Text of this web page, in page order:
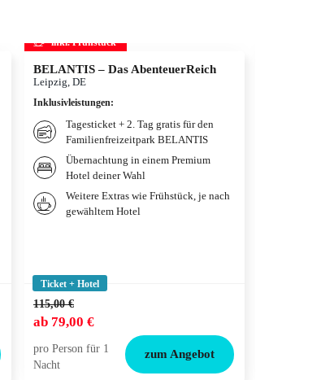
inkl. Frühstück
BELANTIS – Das AbenteuerReich
Leipzig, DE
Inklusivleistungen:
Tagesticket + 2. Tag gratis für den
Familienfreizeitpark BELANTIS
Übernachtung in einem Premium
Hotel deiner Wahl
Weitere Extras wie Frühstück, je nach
gewähltem Hotel
Ticket + Hotel
115,00 €
ab 79,00 €
pro Person für 1
Nacht
zum Angebot